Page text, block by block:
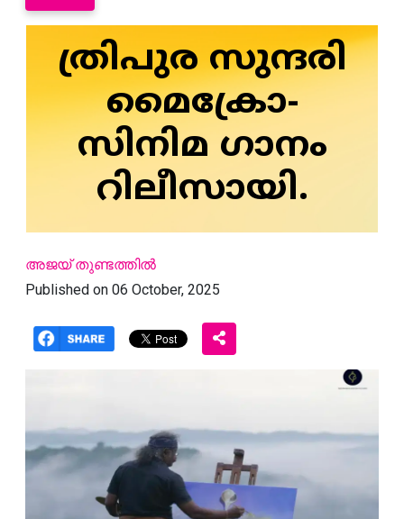
ത്രിപുര സുന്ദരി
മൈക്രോ-
സിനിമ ഗാനം
റിലീസായി.
അജയ് തുണ്ടത്തില്‍
Published on 06 October, 2025